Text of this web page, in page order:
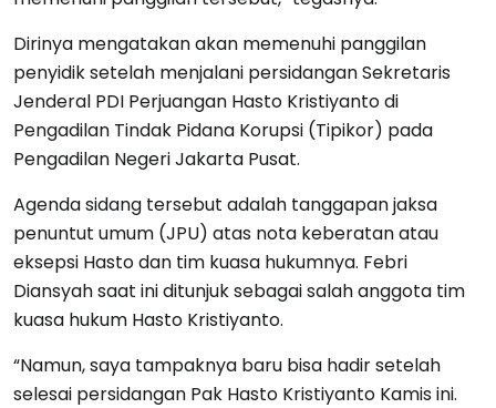
Dirinya mengatakan akan memenuhi panggilan
penyidik setelah menjalani persidangan Sekretaris
Jenderal PDI Perjuangan Hasto Kristiyanto di
Pengadilan Tindak Pidana Korupsi (Tipikor) pada
Pengadilan Negeri Jakarta Pusat.
Agenda sidang tersebut adalah tanggapan jaksa
penuntut umum (JPU) atas nota keberatan atau
eksepsi Hasto dan tim kuasa hukumnya. Febri
Diansyah saat ini ditunjuk sebagai salah anggota tim
kuasa hukum Hasto Kristiyanto.
“Namun, saya tampaknya baru bisa hadir setelah
selesai persidangan Pak Hasto Kristiyanto Kamis ini.